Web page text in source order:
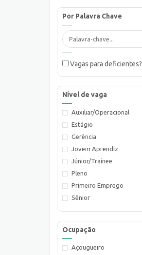
Por Palavra Chave
Vagas para deficientes?
Nível de vaga
Auxiliar/Operacional
Estágio
Gerência
Jovem Aprendiz
Júnior/Trainee
Pleno
Primeiro Emprego
Sênior
Técnico
Ocupação
Açougueiro